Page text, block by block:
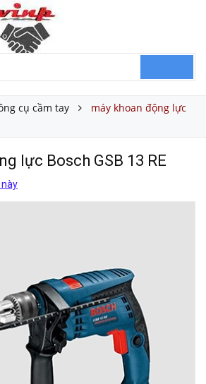
cụ cầm tay
máy khoan động lực
lực Bosch GSB 13 RE